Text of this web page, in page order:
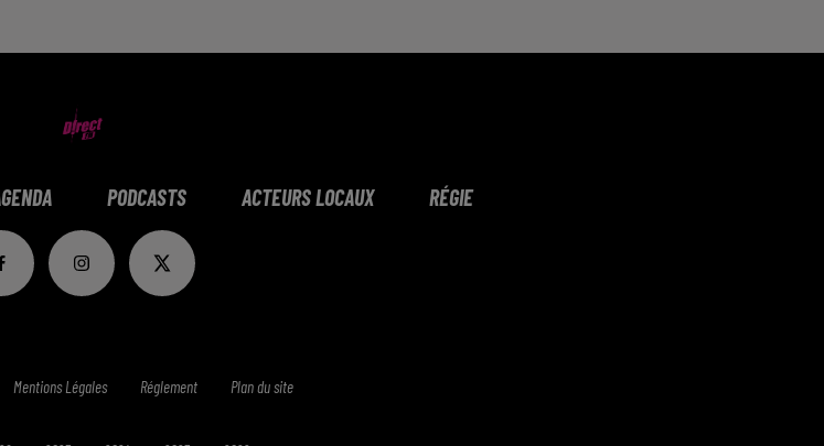
PODCASTS ACTEURS LOCAUX RÉGIE
Mentions Légales Réglement Plan du site